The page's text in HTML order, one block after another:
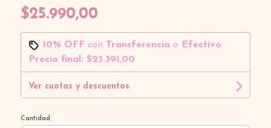
$25.990,00
10% OFFcon Transferencia o
Efectivo
Precio final: $23.391,00
Ver cuotas y descuentos
Cantidad